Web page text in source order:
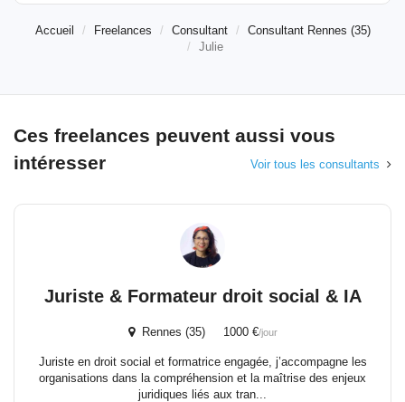
Accueil Freelances Consultant
Consultant Rennes (35)
Julie
Ces freelances peuvent aussi vous
intéresser
Voir tous les consultants
Juriste & Formateur droit social & IA
Rennes (35) 1000 €/jour
Juriste en droit social et formatrice engagée, j’accompagne les
organisations dans la compréhension et la maîtrise des enjeux
juridiques liés aux tran...